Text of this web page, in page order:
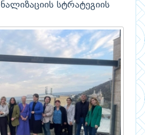
სტრატეგიის